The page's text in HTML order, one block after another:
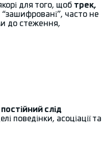
для того, щоб трек,
часто не
до стеження,
постійний слід
поведінки, асоціації та